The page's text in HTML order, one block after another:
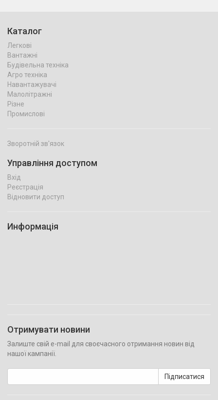
Каталог
Легкові
Вантажні
Будівельна техніка
Агро техніка
Навантажувачі
Малолітражні
Різне
Промислові
Зворотній зв'язок
Управління доступом
Вхід
Реєстрація
Відновити доступ
Информація
Отримувати новини
Залиште свій e-mail для своєчасного отримання новин від
нашої кампанії.
Підписатися